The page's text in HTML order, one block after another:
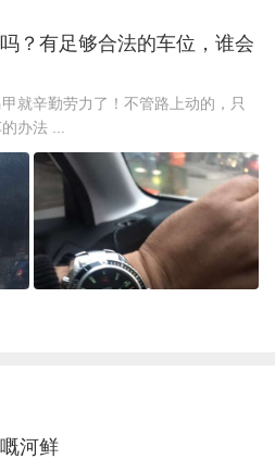
？有足够合法的车位，谁会
就辛勤劳力了！不管路上动的，只
办法 ...
河鲜